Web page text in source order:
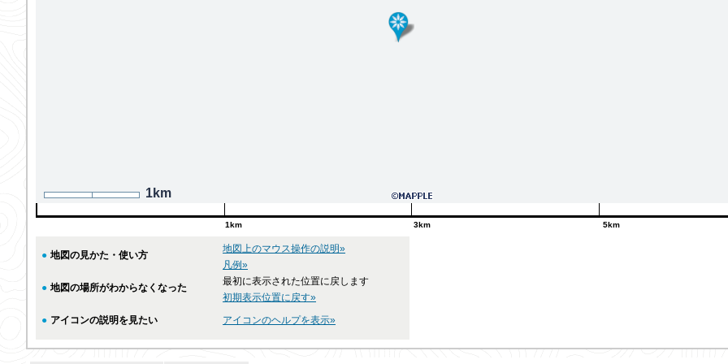
1km
1km 3km 5km
● 地図の見かた・使い方
地図上のマウス操作の説明»
凡例»
● 地図の場所がわからなくなった
最初に表示された位置に戻します
初期表示位置に戻す»
● アイコンの説明を見たい アイコンのヘルプを表示»